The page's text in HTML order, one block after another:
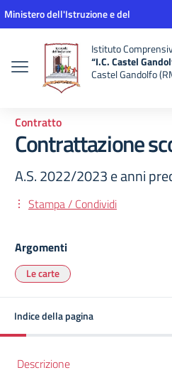
Vai ai contenuti
Vai al menu di navigazione
Vai al footer
Ministero dell'Istruzione e del
Istituto
“I.C. Castel
Castel Gandolfo
Contratto
Contrattazione
A.S. 2022/2023 e anni
Stampa / Condividi
Argomenti
Le carte
Indice della pagina
Descrizione